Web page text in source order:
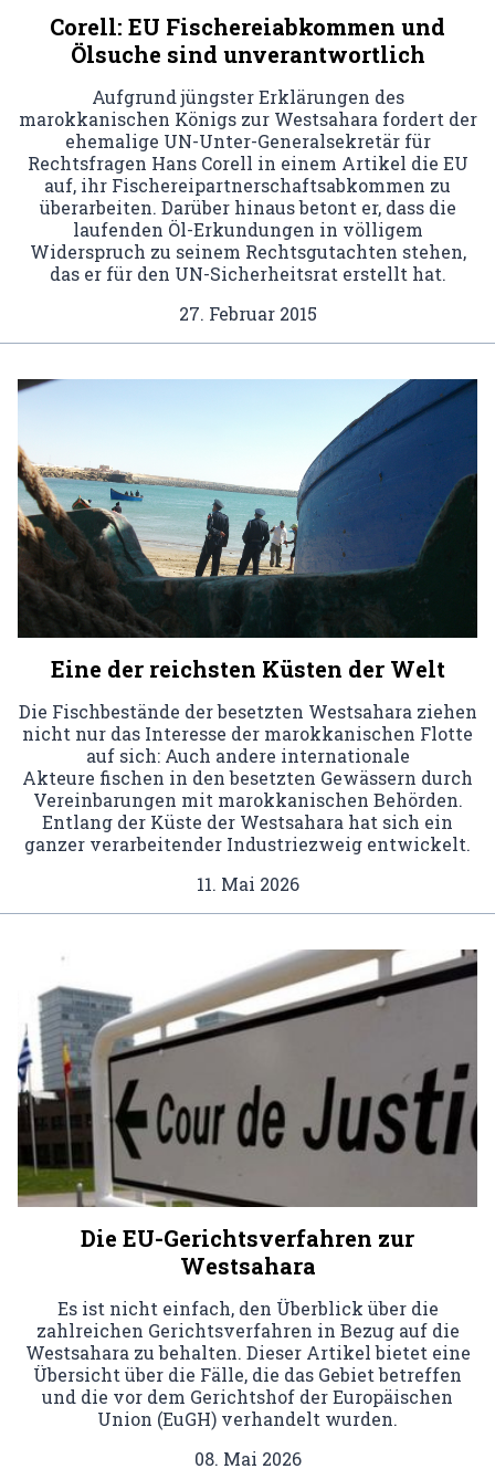
Corell: EU Fischereiabkommen und
Ölsuche sind unverantwortlich
Aufgrund jüngster Erklärungen des
marokkanischen Königs zur Westsahara fordert der
ehemalige UN-Unter-Generalsekretär für
Rechtsfragen Hans Corell in einem Artikel die EU
auf, ihr Fischereipartnerschaftsabkommen zu
überarbeiten. Darüber hinaus betont er, dass die
laufenden Öl-Erkundungen in völligem
Widerspruch zu seinem Rechtsgutachten stehen,
das er für den UN-Sicherheitsrat erstellt hat.
27. Februar 2015
Eine der reichsten Küsten der Welt
Die Fischbestände der besetzten Westsahara ziehen
nicht nur das Interesse der marokkanischen Flotte
auf sich: Auch andere internationale
Akteure fischen in den besetzten Gewässern durch
Vereinbarungen mit marokkanischen Behörden.
Entlang der Küste der Westsahara hat sich ein
ganzer verarbeitender Industriezweig entwickelt.
11. Mai 2026
Die EU-Gerichtsverfahren zur
Westsahara
Es ist nicht einfach, den Überblick über die
zahlreichen Gerichtsverfahren in Bezug auf die
Westsahara zu behalten. Dieser Artikel bietet eine
Übersicht über die Fälle, die das Gebiet betreffen
und die vor dem Gerichtshof der Europäischen
Union (EuGH) verhandelt wurden.
08. Mai 2026